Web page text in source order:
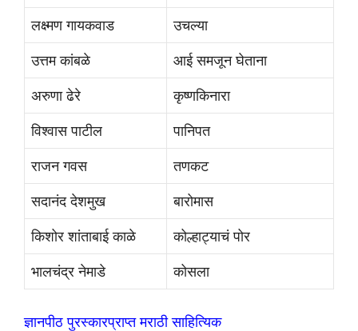
लक्ष्मण गायकवाड उचल्या
उत्तम कांबळे आई समजून घेताना
अरुणा ढेरे कृष्णकिनारा
विश्वास पाटील पानिपत
राजन गवस तणकट
सदानंद देशमुख बारोमास
किशोर शांताबाई काळे कोल्हाट्याचं पोर
भालचंद्र नेमाडे कोसला
ज्ञानपीठ पुरस्कारप्राप्त मराठी साहित्यिक